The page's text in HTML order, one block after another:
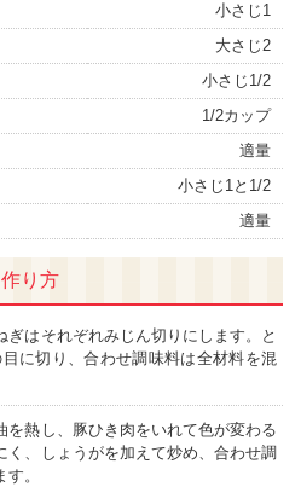
小さじ1
大さじ2
小さじ1/2
1/2カップ
適量
小さじ1と1/2
適量
作り方
ぎはそれぞれみじん切りにします。と
に切り、合わせ調味料は全材料を混
を熱し、豚ひき肉をいれて色が変わる
く、しょうがを加えて炒め、合わせ調
。